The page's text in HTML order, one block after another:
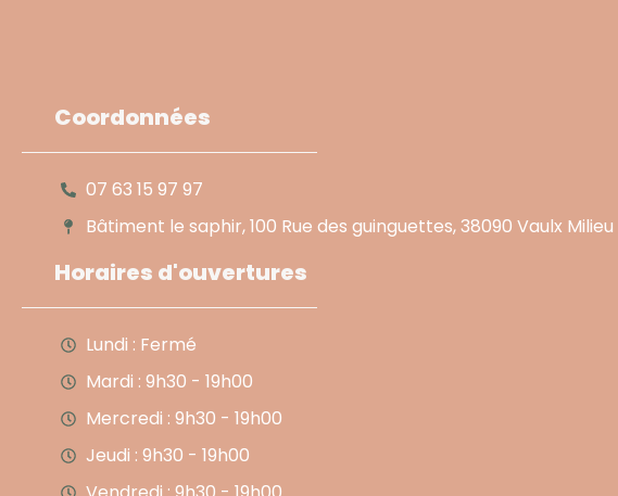
Coordonnées
07 63 15 97 97
Bâtiment le saphir, 100 Rue des guinguettes, 38090 Vaulx Milieu
Horaires d'ouvertures
Lundi : Fermé
Mardi : 9h30 - 19h00
Mercredi : 9h30 - 19h00
Jeudi : 9h30 - 19h00